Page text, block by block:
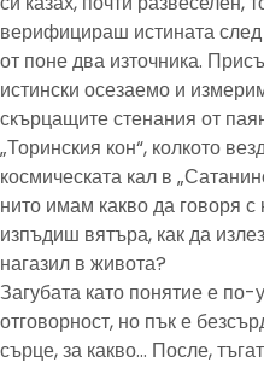
верифицираш истината
от поне два източника.
истински осезаемо и
скърцащите стенания от
„Торинския кон“, колкото
космическата кал в
нито имам какво да говоря
изпъдиш вятъра, как да
нагазил в живота?
Загубата като понятие е
отговорност, но пък е
сърце, за какво… После,